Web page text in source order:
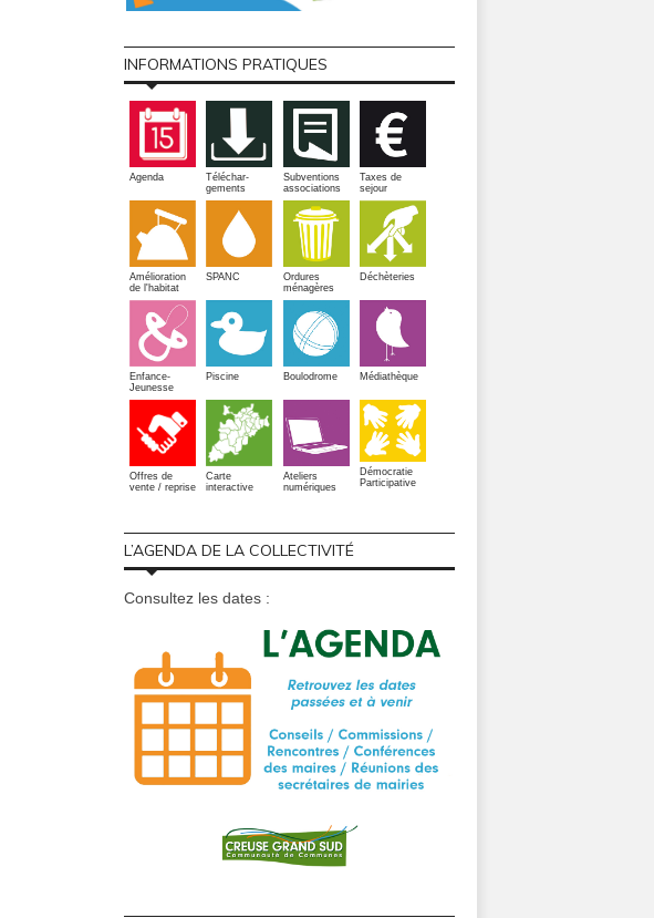
INFORMATIONS PRATIQUES
Agenda
Téléchar-
gements
Subventions
associations
Taxes de
sejour
Amélioration
de l'habitat
SPANC
Ordures
ménagères
Déchèteries
Enfance-
Jeunesse
Piscine Boulodrome Médiathèque
Offres de
vente / reprise
Carte
interactive
Ateliers
numériques
Démocratie
Participative
L’AGENDA DE LA COLLECTIVITÉ
Consultez les dates :